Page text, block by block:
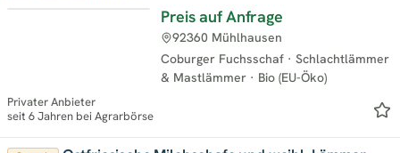
Preis auf Anfrage
Coburger Fuchsschaf · Schlachtlämmer
& Mastlämmer · Bio (EU-Öko)
92360 Mühlhausen
Privater Anbieter
seit 6 Jahren bei Agrarbörse